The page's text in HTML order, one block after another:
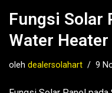
Fungsi Solar
Water Heater
oleh dealersolahart 9